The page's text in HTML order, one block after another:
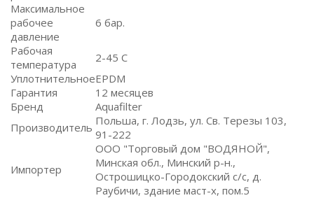
Максимальное
рабочее
давление
6 бар.
Рабочая
температура
2-45 С
УплотнительноеEPDM
Гарантия
12 месяцев
Бренд
Aquafilter
Производитель Польша, г. Лодзь, ул. Св. Терезы 103,
91-222
Импортер
ООО "Торговый дом "ВОДЯНОЙ",
Минская обл., Минский р-н.,
Острошицко-Городокский с/с, д.
Раубичи, здание маст-х, пом.5